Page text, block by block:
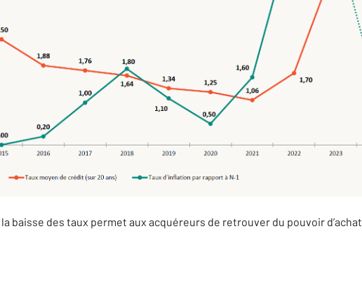
baisse des taux permet aux acquéreurs de retrouver du pouvoir d’achat